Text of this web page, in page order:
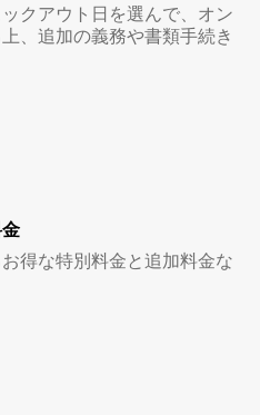
クアウト日を選んで、オン
、追加の義務や書類手続き
得な特別料金と追加料金な